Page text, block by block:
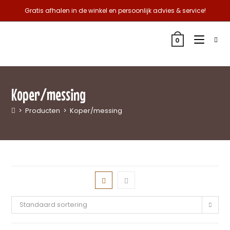
Gratis afhalen in de winkel en persoonlijk advies & service!
0
Koper/messing
> Producten > Koper/messing
Standaard sortering